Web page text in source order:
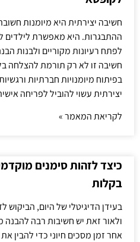
חשיבה יצירתית היא מיומנות
ההתבגרות. היא מאפשרת לילדים
לפתח רעיונות מקוריים ולבנות
חשיבה זו לא רק תורמת להצלחה
בפיתוח מיומנויות חברתיות
יצירתית עשוי להוביל לפריחה
לקריאת המאמר »
כיצד לזהות סימנים
בקלות
בעידן הדיגיטלי של היום, הביקוש
ולאור זאת יש חשיבות רבה
אחר זמן מסכים חיוני כדי להבין